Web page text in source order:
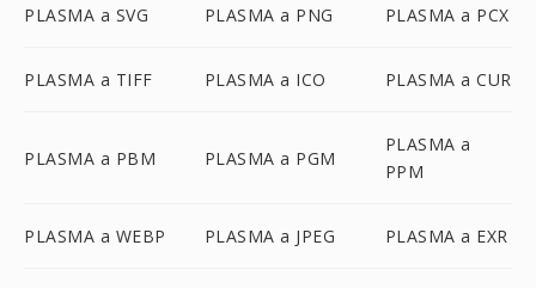
PLASMA a SVG PLASMA a PNG PLASMA a PCX
PLASMA a TIFF PLASMA a ICO PLASMA a CUR
PLASMA a PBM PLASMA a PGM
PLASMA a
PPM
PLASMA a WEBP PLASMA a JPEG PLASMA a EXR